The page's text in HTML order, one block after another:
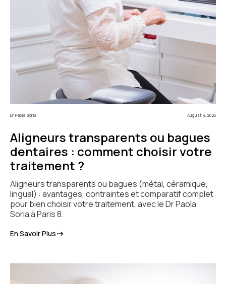
Dr Paola Soria August 4, 2026
Aligneurs transparents ou bagues
dentaires : comment choisir votre
traitement ?
Aligneurs transparents ou bagues (métal, céramique,
lingual) : avantages, contraintes et comparatif complet
pour bien choisir votre traitement, avec le Dr Paola
Soria à Paris 8.
En Savoir Plus